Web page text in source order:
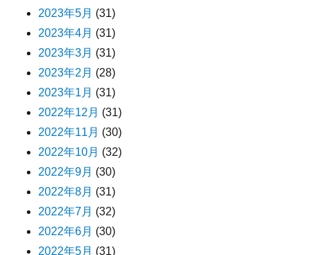
2023年5月 (31)
2023年4月 (31)
2023年3月 (31)
2023年2月 (28)
2023年1月 (31)
2022年12月 (31)
2022年11月 (30)
2022年10月 (32)
2022年9月 (30)
2022年8月 (31)
2022年7月 (32)
2022年6月 (30)
2022年5月 (31)